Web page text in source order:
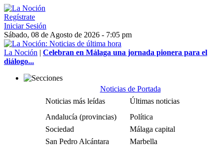
Regístrate
Iniciar Sesión
Sábado, 08 de Agosto de 2026 - 7:05 pm
La Noción | Celebran en Málaga una jornada pionera para el
diálogo...
Noticias de Portada
Noticias más leídas
Últimas noticias
Andalucía (provincias)
Política
Sociedad
Málaga capital
San Pedro Alcántara
Marbella